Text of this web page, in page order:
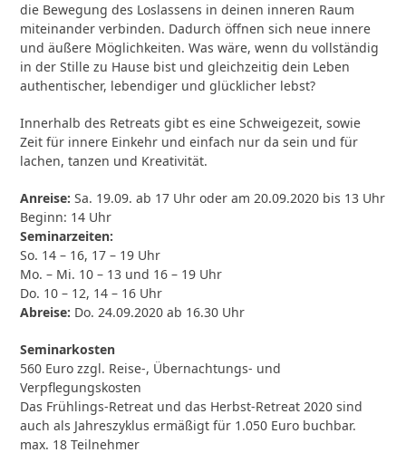
die Bewegung des Loslassens in deinen inneren Raum
miteinander verbinden. Dadurch öffnen sich neue innere
und äußere Möglichkeiten. Was wäre, wenn du vollständig
in der Stille zu Hause bist und gleichzeitig dein Leben
authentischer, lebendiger und glücklicher lebst?
Innerhalb des Retreats gibt es eine Schweigezeit, sowie
Zeit für innere Einkehr und einfach nur da sein und für
lachen, tanzen und Kreativität.
Anreise: Sa. 19.09. ab 17 Uhr oder am 20.09.2020 bis 13 Uhr
Beginn: 14 Uhr
Seminarzeiten:
So. 14 – 16, 17 – 19 Uhr
Mo. – Mi. 10 – 13 und 16 – 19 Uhr
Do. 10 – 12, 14 – 16 Uhr
Abreise: Do. 24.09.2020 ab 16.30 Uhr
Seminarkosten
560 Euro zzgl. Reise-, Übernachtungs- und
Verpflegungskosten
Das Frühlings-Retreat und das Herbst-Retreat 2020 sind
auch als Jahreszyklus ermäßigt für 1.050 Euro buchbar.
max. 18 Teilnehmer